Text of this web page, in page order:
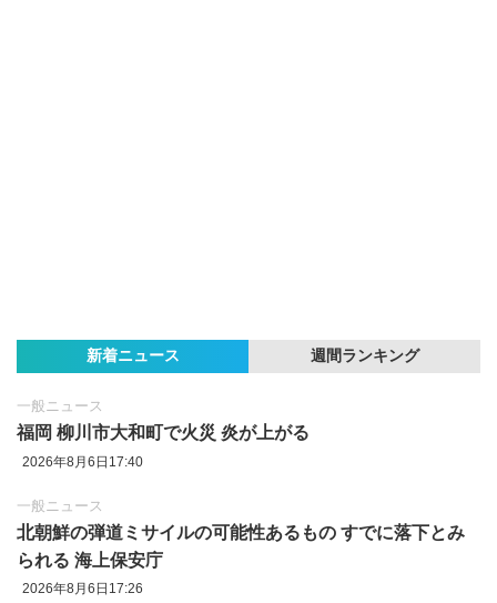
新着ニュース 週間ランキング
一般ニュース
福岡 柳川市大和町で火災 炎が上がる
2026年8月6日17:40
一般ニュース
北朝鮮の弾道ミサイルの可能性あるもの すでに落下とみ
られる 海上保安庁
2026年8月6日17:26